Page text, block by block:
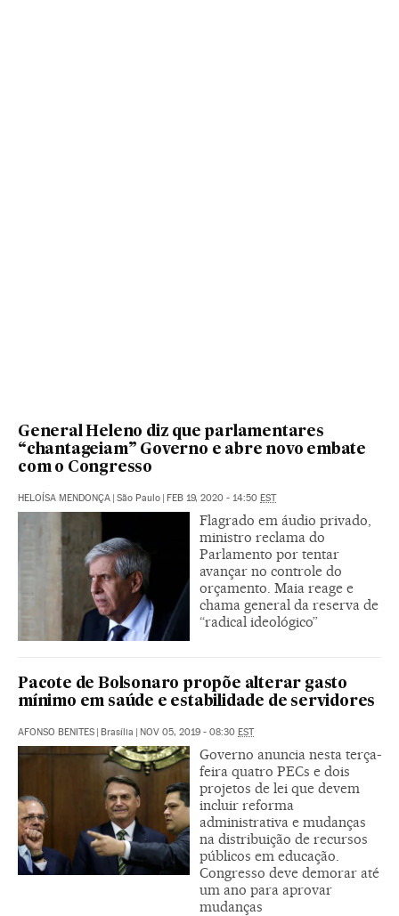
General Heleno diz que parlamentares
“chantageiam” Governo e abre novo embate
com o Congresso
HELOÍSA MENDONÇA | São Paulo | FEB 19, 2020 - 14:50 EST
Flagrado em áudio privado,
ministro reclama do
Parlamento por tentar
avançar no controle do
orçamento. Maia reage e
chama general da reserva de
“radical ideológico”
Pacote de Bolsonaro propõe alterar gasto
mínimo em saúde e estabilidade de servidores
AFONSO BENITES | Brasília | NOV 05, 2019 - 08:30 EST
Governo anuncia nesta terça-
feira quatro PECs e dois
projetos de lei que devem
incluir reforma
administrativa e mudanças
na distribuição de recursos
públicos em educação.
Congresso deve demorar até
um ano para aprovar
mudanças